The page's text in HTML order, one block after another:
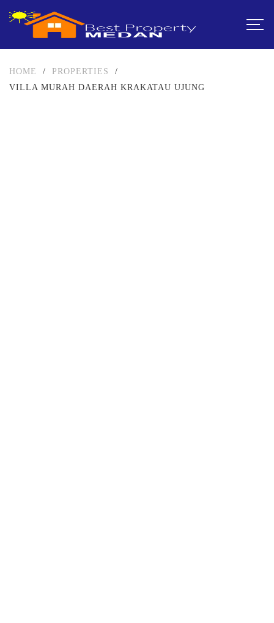
HOME / PROPERTIES
/
VILLA MURAH DAERAH KRAKATAU UJUNG